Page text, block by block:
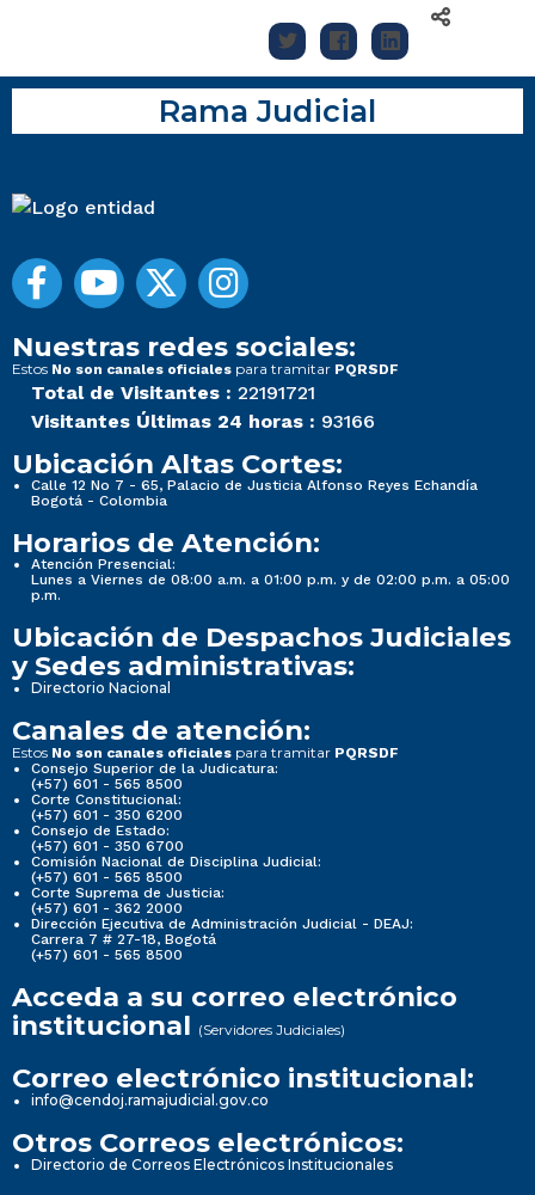
Rama Judicial
Nuestras redes sociales:
Estos No son canales oficiales para tramitar PQRSDF
Total de Visitantes : 22191721
Visitantes Últimas 24 horas : 93166
Ubicación Altas Cortes:
Calle 12 No 7 - 65, Palacio de Justicia Alfonso Reyes Echandía
Bogotá - Colombia
Horarios de Atención:
Atención Presencial:
Lunes a Viernes de 08:00 a.m. a 01:00 p.m. y de 02:00 p.m. a 05:00
p.m.
Ubicación de Despachos Judiciales
y Sedes administrativas:
Directorio Nacional
Canales de atención:
Estos No son canales oficiales para tramitar PQRSDF
Consejo Superior de la Judicatura:
(+57) 601 - 565 8500
Corte Constitucional:
(+57) 601 - 350 6200
Consejo de Estado:
(+57) 601 - 350 6700
Comisión Nacional de Disciplina Judicial:
(+57) 601 - 565 8500
Corte Suprema de Justicia:
(+57) 601 - 362 2000
Dirección Ejecutiva de Administración Judicial - DEAJ:
Carrera 7 # 27-18, Bogotá
(+57) 601 - 565 8500
Acceda a su correo electrónico
institucional (Servidores Judiciales)
Correo electrónico institucional:
info@cendoj.ramajudicial.gov.co
Otros Correos electrónicos:
Directorio de Correos Electrónicos Institucionales